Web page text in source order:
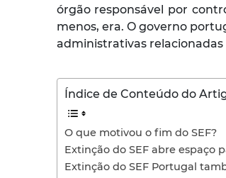
órgão responsável por
menos, era. O governo
administrativas relacionadas
Índice de Conteúdo do
O que motivou o fim do SEF?
Extinção do SEF abre espaço
Extinção do SEF Portugal